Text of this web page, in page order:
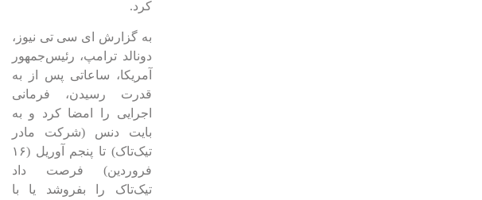
کرد.
به گزارش ای سی تی نیوز،
دونالد ترامپ، رئیس‌جمهور
آمریکا، ساعاتی پس از به
قدرت رسیدن، فرمانی
اجرایی را امضا کرد و به
بایت دنس (شرکت مادر
تیک‌تاک) تا پنجم آوریل (۱۶
فروردین) فرصت داد
تیک‌تاک را بفروشد یا با